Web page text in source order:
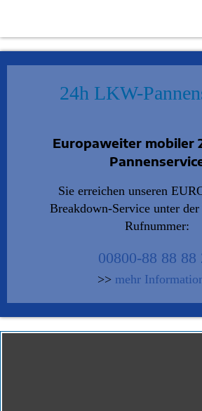
24h LKW-
Europaweiter mobiler
Sie erreichen unseren
Breakdown-Service unter
Rufnummer:
00800-88 88 88
>> mehr